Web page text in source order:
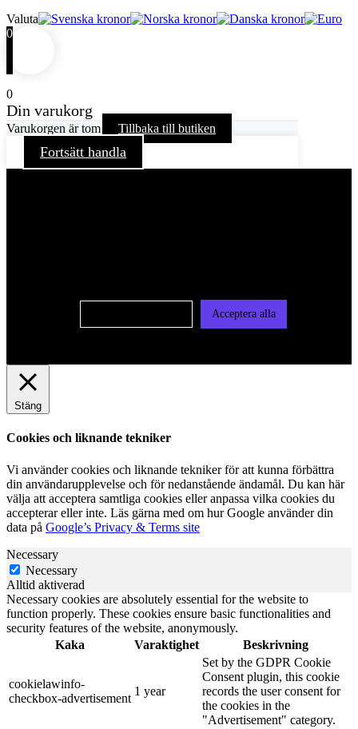
Valuta
0
0
Din varukorg
Varukorgen är tom Tillbaka till butiken
Fortsätt handla
Acceptera alla
Stäng
Cookies och liknande tekniker
Vi använder cookies och liknande tekniker för att kunna förbättra
din användarupplevelse och för nedanstående ändamål. Du kan här
välja att acceptera samtliga cookies eller anpassa vilka cookies du
accepterar eller inte. Läs gärna med om hur Google använder din
data på Google’s Privacy & Terms site
Necessary
Necessary
Alltid aktiverad
Necessary cookies are absolutely essential for the website to
function properly. These cookies ensure basic functionalities and
security features of the website, anonymously.
Kaka
Varaktighet Beskrivning
cookielawinfo-
checkbox-advertisement
1 year
Set by the GDPR Cookie
Consent plugin, this cookie
records the user consent for
the cookies in the
"Advertisement" category.